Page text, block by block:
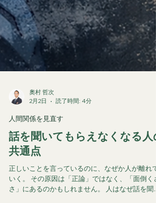
奧村 哲次
2月2日
読了時間: 4分
人間関係を見直す
話を聞いてもらえなくなる人
共通点
正しいことを言っているのに、なぜか人が離れて